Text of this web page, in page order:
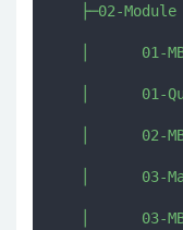
├─02-Module
│      01-
│      01-
│      02-
│      03-
│      03-